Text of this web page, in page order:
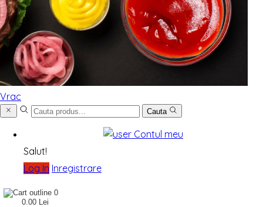
Vrac
Cauta
Contul meu
Salut!
Log In Inregistrare
0
0.00 Lei